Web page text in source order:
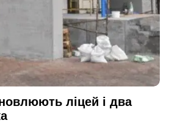
ліцей і два